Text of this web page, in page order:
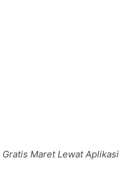
Maret Lewat Aplikasi